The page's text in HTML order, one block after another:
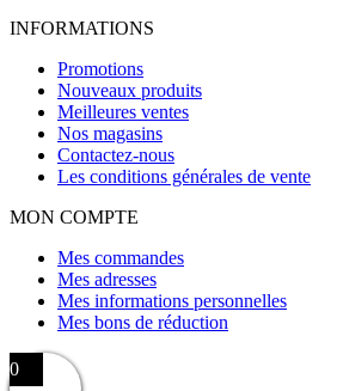
INFORMATIONS
Promotions
Nouveaux produits
Meilleures ventes
Nos magasins
Contactez-nous
Les conditions générales de vente
MON COMPTE
Mes commandes
Mes adresses
Mes informations personnelles
Mes bons de réduction
0